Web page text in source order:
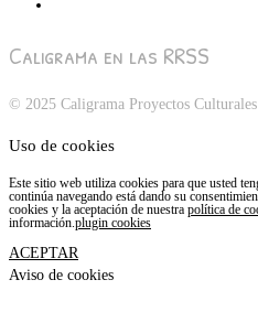
Caligrama en las RRSS
© 2025 Caligrama Proyectos Culturales
Uso de cookies
Este sitio web utiliza cookies para que usted
continúa navegando está dando su
cookies y la aceptación de nuestra política de
información.plugin cookies
ACEPTAR
Aviso de cookies